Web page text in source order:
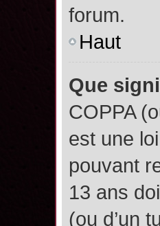
forum.
Haut
Que
COPPA
est une
pouvant
13 ans
(ou d’un